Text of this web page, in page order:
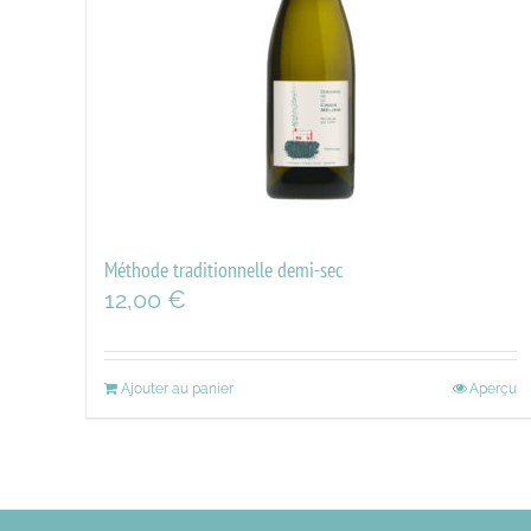
Méthode traditionnelle demi-sec
12,00 €
Ajouter au panier Aperçu